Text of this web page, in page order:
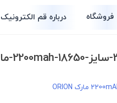
فروشگاه درباره قم الکترونیک